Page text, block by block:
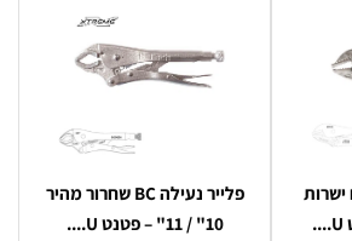
פלייר נעילה BC שחרור מהיר